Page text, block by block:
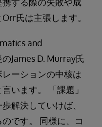
氏は主張します。
and
James D. Murray氏
ーションの中核は
います。 「課題」
解決していけば、
です。 同様に、コ